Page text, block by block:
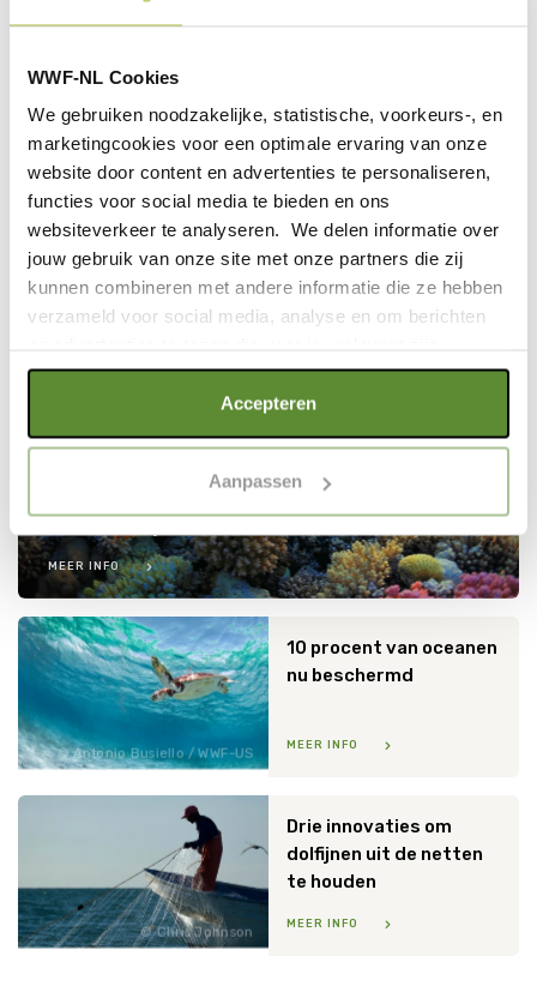
WWF-NL Cookies
We gebruiken noodzakelijke, statistische, voorkeurs-, en
marketingcookies voor een optimale ervaring van onze
website door content en advertenties te personaliseren,
functies voor social media te bieden en ons
websiteverkeer te analyseren. We delen informatie over
jouw gebruik van onze site met onze partners die zij
kunnen combineren met andere informatie die ze hebben
verzameld voor social media, analyse en om berichten
Als je op "Alle cookies accepteren" klikt, ga je akkoord
met een optimaal gebruik van de website. Als je niet alle
"selectie toestaan" of "alleen noodzakelijke cookies", wat
wel gevolgen kan hebben voor de gebruiksvriendelijkheid
van de website. Voor meer inzage in de cookies klik dan
op "Cookie instellingen". Lees voor meer informatie
onzeCookie Policy.
Accepteren
Aanpassen
GERELATEERDE ARTIKELEN
Ze(e)ven manieren
waarop we oceanen beschermen
MEER INFO
Antonio Busiello / WWF-US
10 procent van oceanen
nu beschermd
MEER INFO
Chris Johnson
Drie innovaties om
dolfijnen uit de netten
te houden
MEER INFO